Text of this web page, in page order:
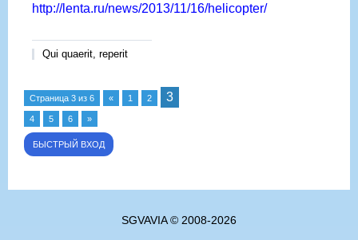
http://lenta.ru/news/2013/11/16/helicopter/
Qui quaerit, reperit
Страница 3 из 6 « 1 2 3
4 5 6 »
SGVAVIA © 2008-2026